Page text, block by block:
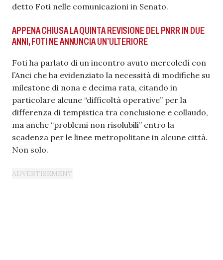
detto Foti nelle comunicazioni in Senato.
APPENA CHIUSA LA QUINTA REVISIONE DEL PNRR IN DUE
ANNI, FOTI NE ANNUNCIA UN’ULTERIORE
Foti ha parlato di un incontro avuto mercoledì con
l’Anci che ha evidenziato la necessità di modifiche su
milestone di nona e decima rata, citando in
particolare alcune “difficoltà operative” per la
differenza di tempistica tra conclusione e collaudo,
ma anche “problemi non risolubili” entro la
scadenza per le linee metropolitane in alcune città.
Non solo.